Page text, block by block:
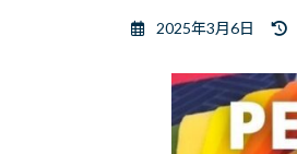
2025年3月6日